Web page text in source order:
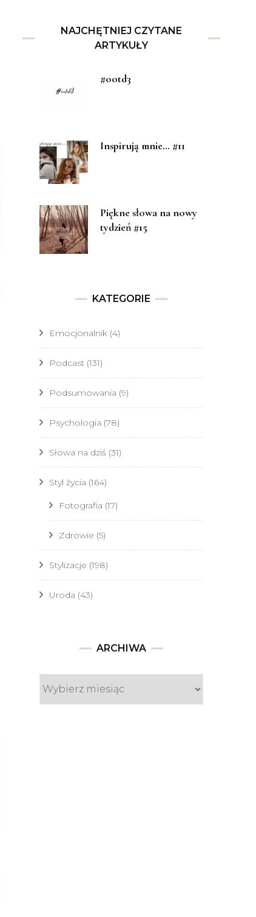
NAJCHĘTNIEJ CZYTANE
ARTYKUŁY
#ootd3
Inspirują mnie… #11
Piękne słowa na nowy
tydzień #15
KATEGORIE
Emocjonalnik (4)
Podcast (131)
Podsumowania (9)
Psychologia (78)
Słowa na dziś (31)
Styl życia (164)
Fotografia (17)
Zdrowie (5)
Stylizacje (198)
Uroda (43)
ARCHIWA
Archiwa